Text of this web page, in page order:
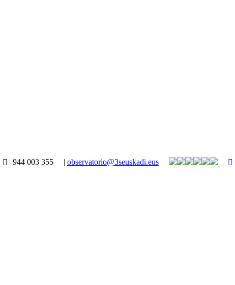
944 003 355 | observatorio@3seuskadi.eus